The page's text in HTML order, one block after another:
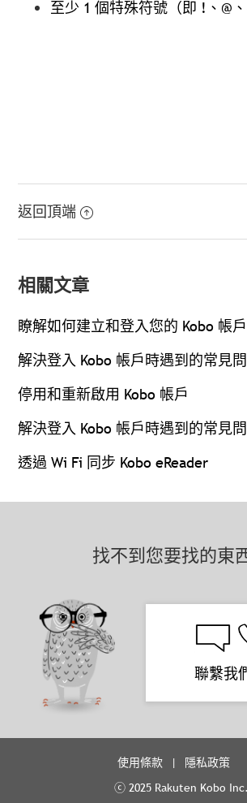
至少 1 個特殊符號（即 !、@
返回頂端
相關文章
瞭解如何建立和登入您的 Kobo 帳戶
解決登入 Kobo 帳戶時遇到的常見
停用和重新啟用 Kobo 帳戶
解決登入 Kobo 帳戶時遇到的常見
透過 Wi Fi 同步 Kobo eReader
找不到您要找的東
聯繫我
使用條款
隱私政策
ⓒ 2025 Rakuten Kobo Inc.